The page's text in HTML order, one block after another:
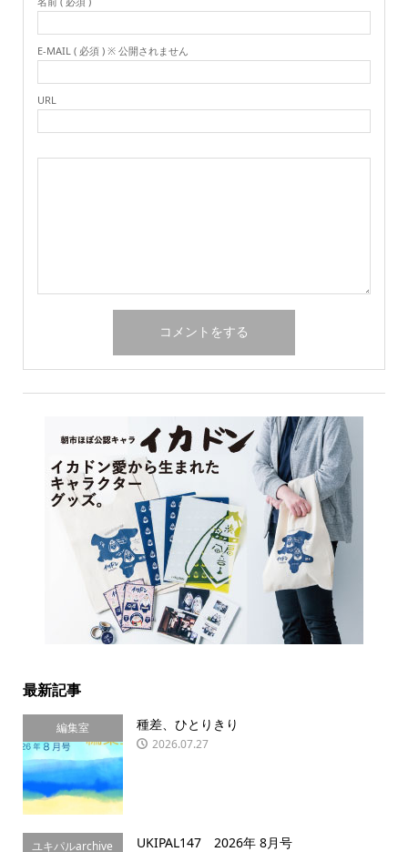
E-MAIL ( 必須 ) ※ 公開されません
URL
最新記事
編集室 種差、ひとりきり
2026.07.27
ユキパルarchive UKIPAL147 2026年 8月号